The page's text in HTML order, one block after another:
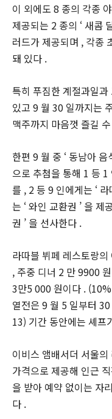
이 외에도 8 종의 각종
제공되는 2 종의 ‘ 새콤
러드가 제공되며 , 각종
돼 있다 .
특히 푸짐한 계절과일
있고 9 월 30 일까지는
맥주까지 마음껏 즐길
한편 9 월 중 ‘ 동남아
으로 추첨을 통해 1 등 1
를 , 2 등 9 인에게는 ‘
는 ‘ 와인 교환권 ’ 을 제
권 ’ 을 선사한다 .
라따블 뷔페 레스토랑
, 주중 디너 2 만 9900
3만5 000 원이다 .
열전은 9 월 5 일부터
13) 기간 동안에는 셰프
이비스 앰배서더 서울
가격으로 제공해 인근
을 받아 예약 없이는 자
다 .